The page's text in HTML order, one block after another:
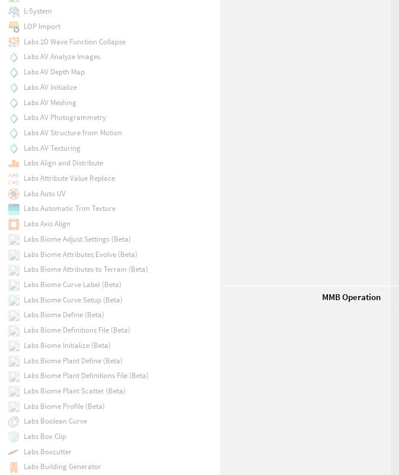
MMB Operation
L-System
LOP Import
Labs 2D Wave Function Collapse
Labs AV Analyze Images
Labs AV Depth Map
Labs AV Initialize
Labs AV Meshing
Labs AV Photogrammetry
Labs AV Structure from Motion
Labs AV Texturing
Labs Align and Distribute
Labs Attribute Value Replace
Labs Auto UV
Labs Automatic Trim Texture
Labs Axis Align
Labs Biome Adjust Settings (Beta)
Labs Biome Attributes Evolve (Beta)
Labs Biome Attributes to Terrain (Beta)
Labs Biome Curve Label (Beta)
Labs Biome Curve Setup (Beta)
Labs Biome Define (Beta)
Labs Biome Definitions File (Beta)
Labs Biome Initialize (Beta)
Labs Biome Plant Define (Beta)
Labs Biome Plant Definitions File (Beta)
Labs Biome Plant Scatter (Beta)
Labs Biome Profile (Beta)
Labs Boolean Curve
Labs Box Clip
Labs Boxcutter
Labs Building Generator